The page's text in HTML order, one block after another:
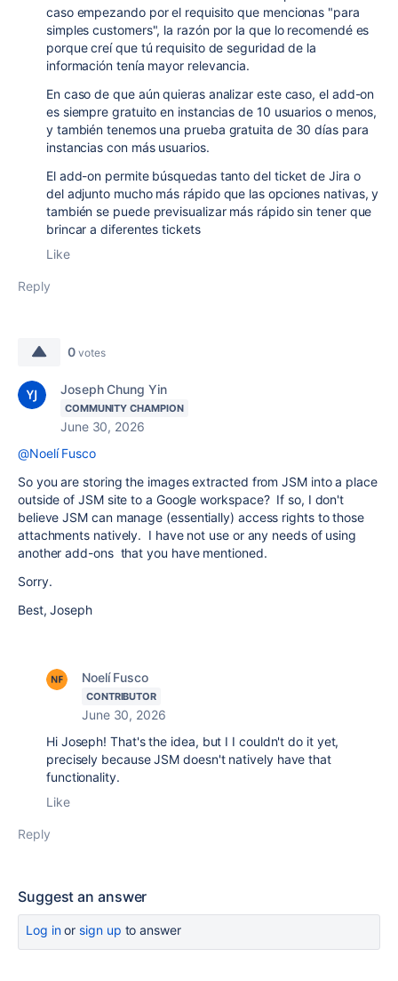
caso empezando por el requisito que mencionas "para
simples customers", la razón por la que lo recomendé es
porque creí que tú requisito de seguridad de la
información tenía mayor relevancia.
En caso de que aún quieras analizar este caso, el add-on
es siempre gratuito en instancias de 10 usuarios o menos,
y también tenemos una prueba gratuita de 30 días para
instancias con más usuarios.
El add-on permite búsquedas tanto del ticket de Jira o
del adjunto mucho más rápido que las opciones nativas, y
también se puede previsualizar más rápido sin tener que
brincar a diferentes tickets
Like
Reply
0 votes
Joseph Chung Yin
COMMUNITY CHAMPION
June 30, 2026
@Noelí Fusco
So you are storing the images extracted from JSM into a place
outside of JSM site to a Google workspace? If so, I don't
believe JSM can manage (essentially) access rights to those
attachments natively. I have not use or any needs of using
another add-ons that you have mentioned.
Sorry.
Best, Joseph
Noelí Fusco
CONTRIBUTOR
June 30, 2026
Hi Joseph! That's the idea, but I I couldn't do it yet,
precisely because JSM doesn't natively have that
functionality.
Like
Reply
Suggest an answer
Log inor sign up to answer